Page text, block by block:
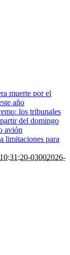
muerte por el
año
los tribunales
del domingo
avión
limitaciones para
03002026-